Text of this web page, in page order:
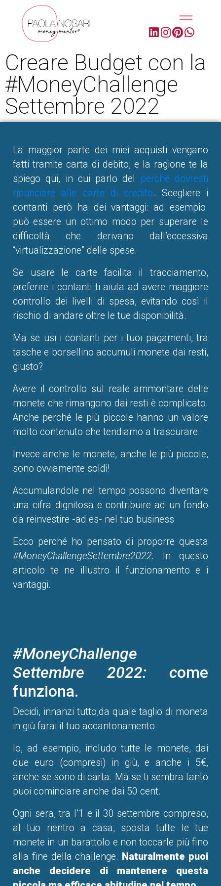
Creare Budget con la
#MoneyChallenge
Settembre 2022
La maggior parte dei miei acquisti vengano
fatti tramite carta di debito, e la ragione te la
spiego qui, in cui parlo del perché dovresti
rinunciare alle carte di credito. Scegliere i
contanti però ha dei vantaggi: ad esempio
può essere un ottimo modo per superare le
difficoltà che derivano dall’eccessiva
“virtualizzazione” delle spese.
Se usare le carte facilita il tracciamento,
preferire i contanti ti aiuta ad avere maggiore
controllo dei livelli di spesa, evitando così il
rischio di andare oltre le tue disponibilità.
Ma se usi i contanti per i tuoi pagamenti, tra
tasche e borsellino accumuli monete dai resti,
giusto?
Avere il controllo sul reale ammontare delle
monete che rimangono dai resti è complicato.
Anche perché le più piccole hanno un valore
molto contenuto che tendiamo a trascurare.
Invece anche le monete, anche le più piccole,
sono ovviamente soldi!
Accumulandole nel tempo possono diventare
una cifra dignitosa e contribuire ad un fondo
da reinvestire -ad es- nel tuo business
Ecco perché ho pensato di proporre questa
#MoneyChallengeSettembre2022.
In questo
articolo te ne illustro il funzionamento e i
vantaggi.
#MoneyChallenge
Settembre 2022: come
funziona.
Decidi, innanzi tutto,da quale taglio di moneta
in giù farai il tuo accantonamento
Io, ad esempio, includo tutte le monete, dai
due euro (compresi) in giù, e anche i 5€,
anche se sono di carta. Ma se ti sembra tanto
puoi cominciare anche dai 50 cent.
Ogni sera, tra l’1 e il 30 settembre compreso,
al tuo rientro a casa, sposta tutte le tue
monete in un barattolo e non toccarle più fino
alla fine della challenge. Naturalmente puoi
anche decidere di mantenere questa